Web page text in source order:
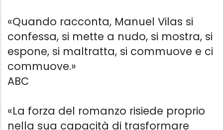
«Quando racconta, Manuel Vilas si
confessa, si mette a nudo, si mostra, si
espone, si maltratta, si commuove e ci
commuove.»
ABC
«La forza del romanzo risiede proprio
nella sua capacità di trasformare